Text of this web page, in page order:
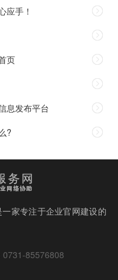
应手！
页
息发布平台
?
家专注于企业官网建设的
0731-85576808